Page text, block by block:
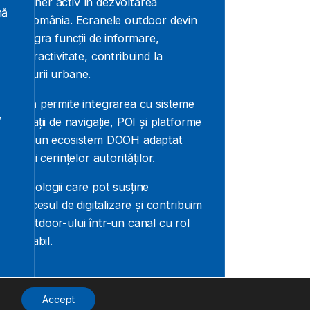
din România. Ecranele outdoor devin
integra funcții de informare,
interactivitate, contribuind la
urbane.
permite integrarea cu sisteme
aplicații de navigație, POI și platforme
un ecosistem DOOH adaptat
dar și cerințelor autorităților.
tehnologii care pot susține
în procesul de digitalizare și contribuim
outdoor-ului într-un canal cu rol
Accept